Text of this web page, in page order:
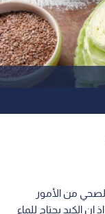
من الأمور
ان الكبد يحتاج للماء